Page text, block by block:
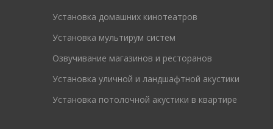
Установка домашних кинотеатров
Установка мультирум систем
Озвучивание магазинов и ресторанов
Установка уличной и ландшафтной акустики
Установка потолочной акустики в квартире